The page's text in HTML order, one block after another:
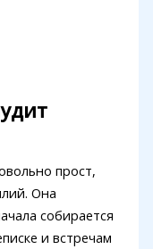
прост,
Она
собирается
и встречам